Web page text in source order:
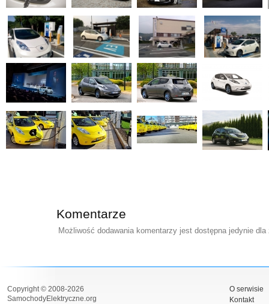
Komentarze
Możliwość dodawania komentarzy jest dostępna jedynie
Copyright © 2008-2026
SamochodyElektryczne.org
O serwisie
Kontakt